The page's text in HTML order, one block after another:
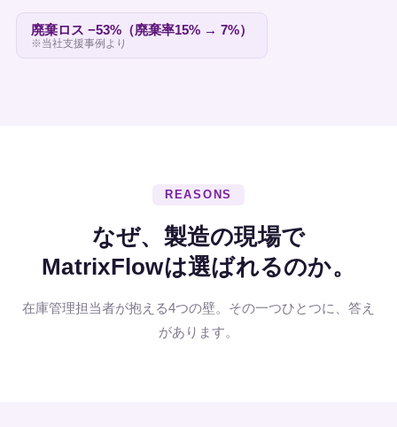
廃棄ロス −53%（廃棄率15% → 7%）
※当社支援事例より
REASONS
なぜ、製造の現場で
MatrixFlowは選ばれるのか。
在庫管理担当者が抱える4つの壁。その一つひとつに、答え
があります。